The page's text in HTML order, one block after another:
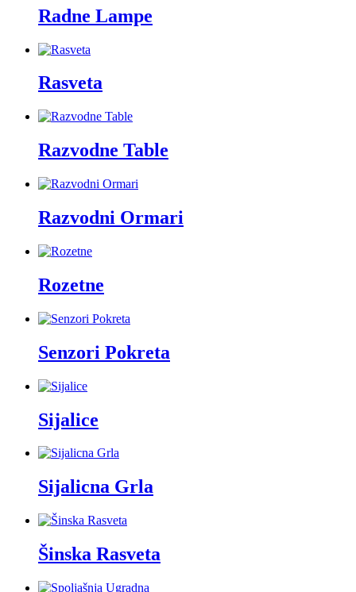
Radne Lampe
Rasveta
Razvodne Table
Razvodni Ormari
Rozetne
Senzori Pokreta
Sijalice
Sijalicna Grla
Šinska Rasveta